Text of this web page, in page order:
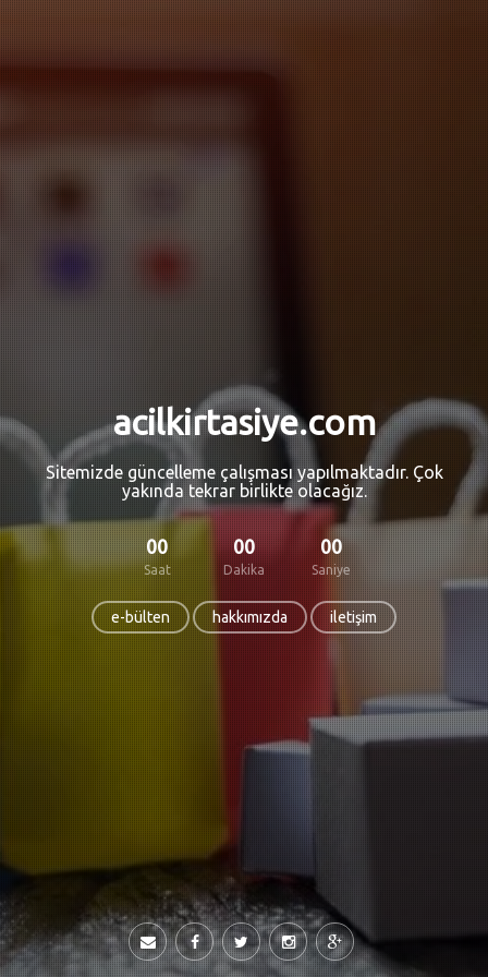
acilkirtasiye.com
Sitemizde güncelleme çalışması yapılmaktadır. Çok
yakında tekrar birlikte olacağız.
00
Saat
00
Dakika
00
Saniye
e-bülten hakkımızda iletişim